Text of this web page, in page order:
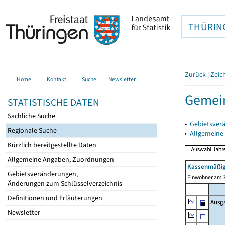
Home Kontakt Suche Newsletter
STATISTISCHE DATEN
Sachliche Suche
Regionale Suche
Kürzlich bereitgestellte Daten
Allgemeine Angaben, Zuordnungen
Gebietsveränderungen,
Änderungen zum Schlüsselverzeichnis
Definitionen und Erläuterungen
Newsletter
Zurück |
▸
▸
Einwohner am